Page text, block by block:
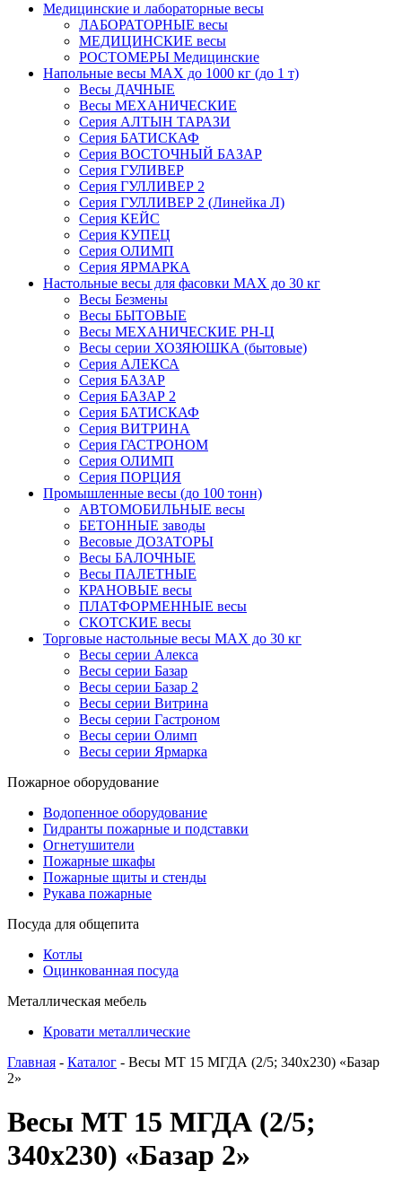
Медицинские и лабораторные весы
ЛАБОРАТОРНЫЕ весы
МЕДИЦИНСКИЕ весы
РОСТОМЕРЫ Медицинские
Напольные весы MAX до 1000 кг (до 1 т)
Весы ДАЧНЫЕ
Весы МЕХАНИЧЕСКИЕ
Серия АЛТЫН ТАРАЗИ
Серия БАТИСКАФ
Серия ВОСТОЧНЫЙ БАЗАР
Серия ГУЛИВЕР
Серия ГУЛЛИВЕР 2
Серия ГУЛЛИВЕР 2 (Линейка Л)
Серия КЕЙС
Серия КУПЕЦ
Серия ОЛИМП
Серия ЯРМАРКА
Настольные весы для фасовки MAX до 30 кг
Весы Безмены
Весы БЫТОВЫЕ
Весы МЕХАНИЧЕСКИЕ РН-Ц
Весы серии ХОЗЯЮШКА (бытовые)
Серия АЛЕКСА
Серия БАЗАР
Серия БАЗАР 2
Серия БАТИСКАФ
Серия ВИТРИНА
Серия ГАСТРОНОМ
Серия ОЛИМП
Серия ПОРЦИЯ
Промышленные весы (до 100 тонн)
АВТОМОБИЛЬНЫЕ весы
БЕТОННЫЕ заводы
Весовые ДОЗАТОРЫ
Весы БАЛОЧНЫЕ
Весы ПАЛЕТНЫЕ
КРАНОВЫЕ весы
ПЛАТФОРМЕННЫЕ весы
СКОТСКИЕ весы
Торговые настольные весы MAX до 30 кг
Весы серии Алекса
Весы серии Базар
Весы серии Базар 2
Весы серии Витрина
Весы серии Гастроном
Весы серии Олимп
Весы серии Ярмарка
Пожарное оборудование
Водопенное оборудование
Гидранты пожарные и подставки
Огнетушители
Пожарные шкафы
Пожарные щиты и стенды
Рукава пожарные
Посуда для общепита
Котлы
Оцинкованная посуда
Металлическая мебель
Кровати металлические
Главная - Каталог - Весы МТ 15 МГДА (2/5; 340х230) «Базар
2»
Весы МТ 15 МГДА (2/5;
340х230) «Базар 2»